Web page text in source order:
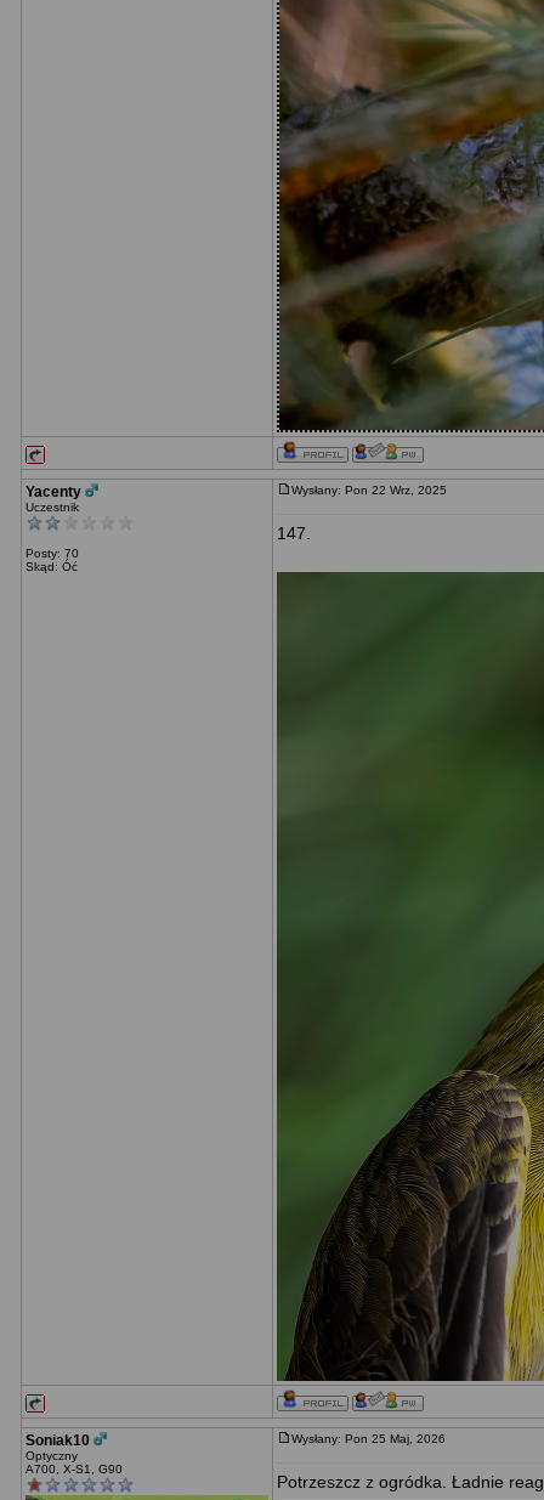
Yacenty
Uczestnik
Posty: 70
Skąd: Óć
Wysłany: Pon 22 Wrz, 2025
147.
Soniak10
Optyczny
A700, X-S1, G90
Wysłany: Pon 25 Maj, 2026
Potrzeszcz z ogródka. Ładnie